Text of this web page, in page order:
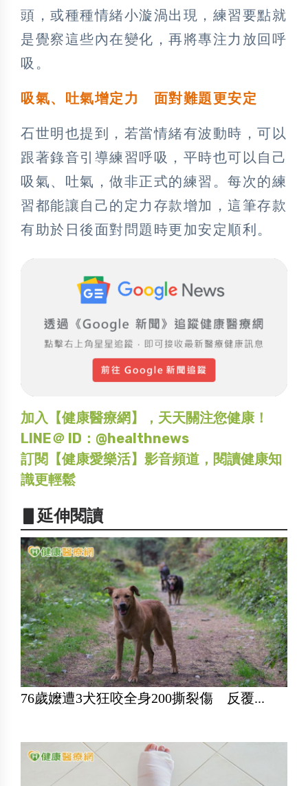
頭，或種種情緒小漩渦出現，練習要點就
是覺察這些內在變化，再將專注力放回呼
吸。
吸氣、吐氣增定力 面對難題更安定
石世明也提到，若當情緒有波動時，可以
跟著錄音引導練習呼吸，平時也可以自己
吸氣、吐氣，做非正式的練習。每次的練
習都能讓自己的定力存款增加，這筆存款
有助於日後面對問題時更加安定順利。
加入【健康醫療網】，天天關注您健康！
LINE＠ ID：@healthnews
訂閱【健康愛樂活】影音頻道，閱讀健康知
識更輕鬆
▋延伸閱讀
76歲嬤遭3犬狂咬全身200撕裂傷 反覆...